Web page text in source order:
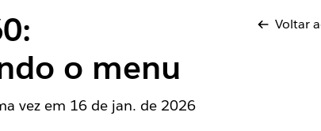
o menu
Voltar
vez em 16 de jan. de 2026